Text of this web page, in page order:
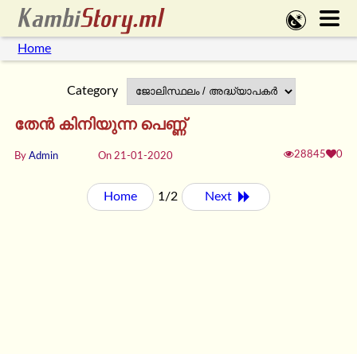
Home
Category
തേൻ കിനിയുന്ന പെണ്ണ്
By Admin On 21-01-2020 28845 0
Home 1/2 Next